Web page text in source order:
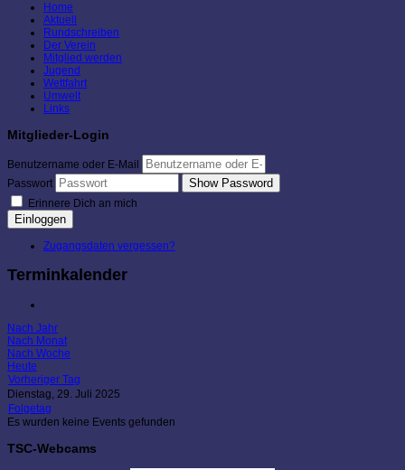
Home
Aktuell
Rundschreiben
Der Verein
Mitglied werden
Jugend
Wettfahrt
Umwelt
Links
Mitglieder-Login
Benutzername oder E-Mail
Passwort
Show Password
Erinnere Dich an mich
Einloggen
Zugangsdaten vergessen?
Terminkalender
Nach Jahr
Nach Monat
Nach Woche
Heute
Vorheriger Tag
Dienstag, 29. Juli 2025
Folgetag
Es wurden keine Events gefunden
TSC-Webcams